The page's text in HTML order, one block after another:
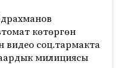
көтөргөн
видео соц.тармакта
милициясы